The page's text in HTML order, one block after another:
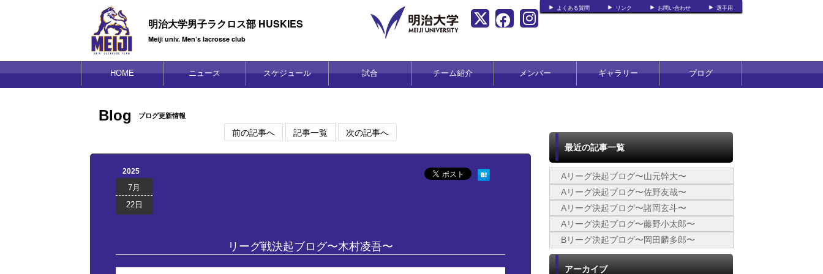
よくある質問 リンク お問い合わせ 選手用
明治大学男子ラクロス部 HUSKIES
Meiji univ. Men’s lacrosse club
HOME ニュース スケジュール 試合 チーム紹介 メンバー ギャラリー ブログ
Blog ブログ更新情報
前の記事へ 記事一覧 次の記事へ
2025
7月
22日
リーグ戦決起ブログ〜木村凌吾〜
最近の記事一覧
Aリーグ決起ブログ〜山元幹大〜
Aリーグ決起ブログ〜佐野友哉〜
Aリーグ決起ブログ〜諸岡玄斗〜
Aリーグ決起ブログ〜藤野小太郎〜
Bリーグ決起ブログ〜岡田麟多郎〜
アーカイブ